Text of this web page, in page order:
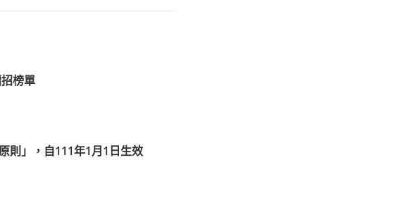
榜單
則」，自111年1月1日生效